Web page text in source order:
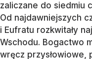
zaliczane do siedmiu
Od najdawniejszych
i Eufratu rozkwitały
Wschodu. Bogactwo
wręcz przysłowiowe,